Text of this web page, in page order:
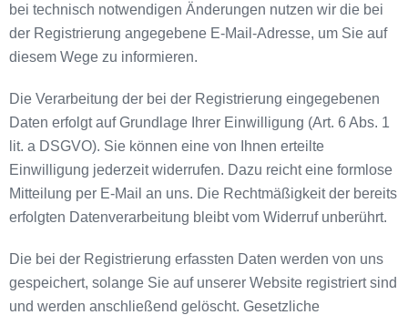
bei technisch notwendigen Änderungen nutzen wir die bei
der Registrierung angegebene E-Mail-Adresse, um Sie auf
diesem Wege zu informieren.
Die Verarbeitung der bei der Registrierung eingegebenen
Daten erfolgt auf Grundlage Ihrer Einwilligung (Art. 6 Abs. 1
lit. a DSGVO). Sie können eine von Ihnen erteilte
Einwilligung jederzeit widerrufen. Dazu reicht eine formlose
Mitteilung per E-Mail an uns. Die Rechtmäßigkeit der bereits
erfolgten Datenverarbeitung bleibt vom Widerruf unberührt.
Die bei der Registrierung erfassten Daten werden von uns
gespeichert, solange Sie auf unserer Website registriert sind
und werden anschließend gelöscht. Gesetzliche